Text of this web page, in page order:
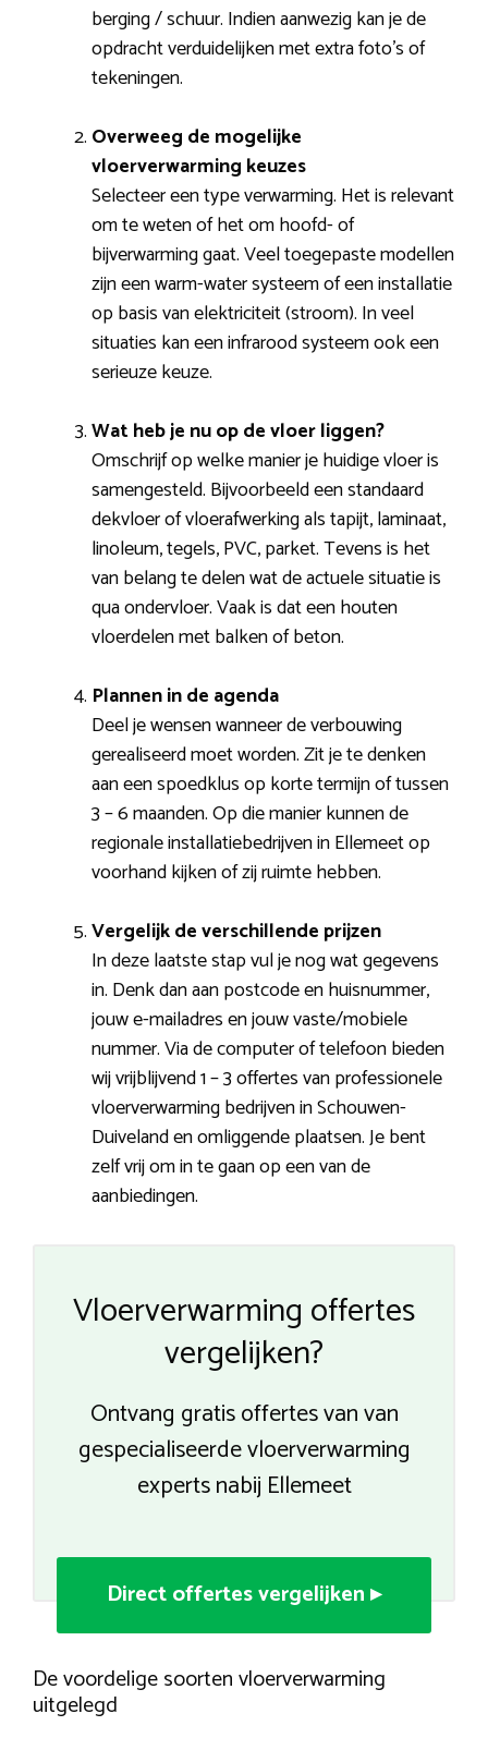
berging / schuur. Indien aanwezig kan je de
opdracht verduidelijken met extra foto’s of
tekeningen.
Overweeg de mogelijke
vloerverwarming keuzes
Selecteer een type verwarming. Het is relevant
om te weten of het om hoofd- of
bijverwarming gaat. Veel toegepaste modellen
zijn een warm-water systeem of een installatie
op basis van elektriciteit (stroom). In veel
situaties kan een infrarood systeem ook een
serieuze keuze.
Wat heb je nu op de vloer liggen?
Omschrijf op welke manier je huidige vloer is
samengesteld. Bijvoorbeeld een standaard
dekvloer of vloerafwerking als tapijt, laminaat,
linoleum, tegels, PVC, parket. Tevens is het
van belang te delen wat de actuele situatie is
qua ondervloer. Vaak is dat een houten
vloerdelen met balken of beton.
Plannen in de agenda
Deel je wensen wanneer de verbouwing
gerealiseerd moet worden. Zit je te denken
aan een spoedklus op korte termijn of tussen
3 – 6 maanden. Op die manier kunnen de
regionale installatiebedrijven in Ellemeet op
voorhand kijken of zij ruimte hebben.
Vergelijk de verschillende prijzen
In deze laatste stap vul je nog wat gegevens
in. Denk dan aan postcode en huisnummer,
jouw e-mailadres en jouw vaste/mobiele
nummer. Via de computer of telefoon bieden
wij vrijblijvend 1 – 3 offertes van professionele
vloerverwarming bedrijven in Schouwen-
Duiveland en omliggende plaatsen. Je bent
zelf vrij om in te gaan op een van de
aanbiedingen.
Vloerverwarming offertes
vergelijken?
Ontvang gratis offertes van van
gespecialiseerde vloerverwarming
experts nabij Ellemeet
Direct offertes vergelijken ▸
De voordelige soorten vloerverwarming
uitgelegd